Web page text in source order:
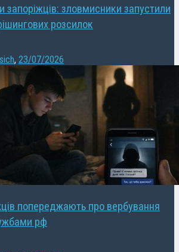
запоріжців: зловмисники запустили
розсилок
, 23/07/2026
попереджають про вербування
рф